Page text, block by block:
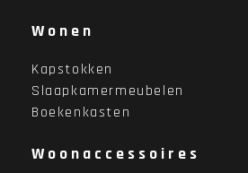
Wonen
Kapstokken
Slaapkamermeubelen
Boekenkasten
Woonaccessoires